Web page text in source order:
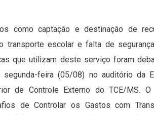
como captação e destinação de
transporte escolar e falta de
que utilizam deste serviço foram
segunda-feira (05/08) no auditório da
de Controle Externo do TCE/MS. O
de Controlar os Gastos com